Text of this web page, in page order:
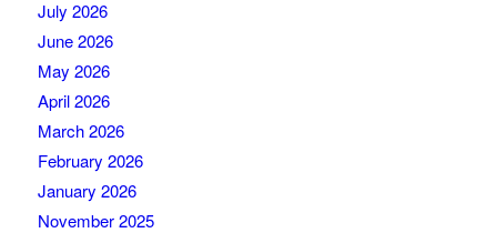
July 2026
June 2026
May 2026
April 2026
March 2026
February 2026
January 2026
November 2025